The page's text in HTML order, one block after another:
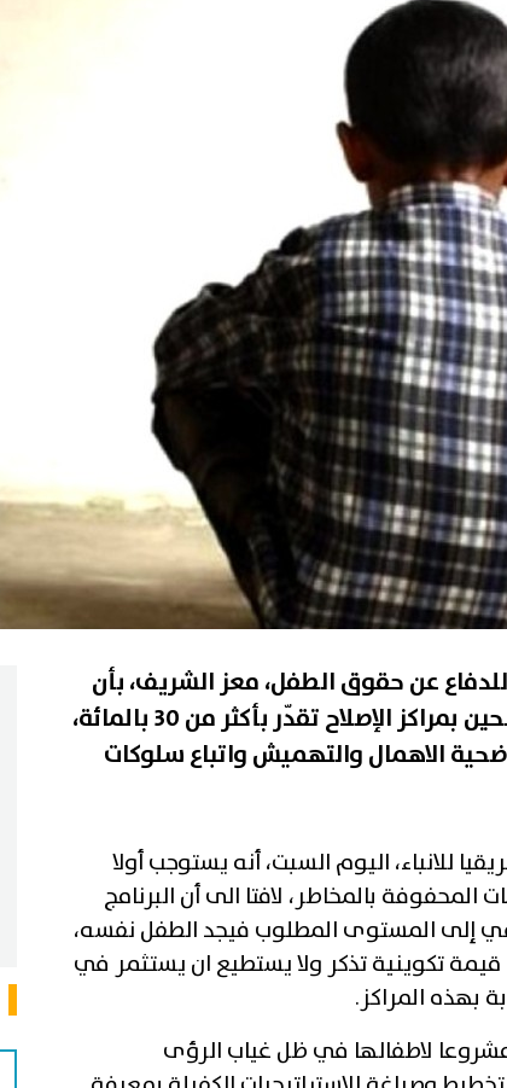
عن حقوق الطفل، معز الشريف، بأن
نسبة العود لدى الأطفال الجانحين بمراكز الإصلاح تقدّر بأكثر من 30 بالمائة،
الاهمال والتهميش واتباع سلوكات
للانباء، اليوم السبت، أنه يستوجب أولا
بالمخاطر، لافتا الى أن البرنامج
إلى المستوى المطلوب فيجد الطفل نفسه،
تكوينية تذكر ولا يستطيع ان يستثمر في
بهذه المراكز.
مشروعا لاطفالها في ظل غياب الرؤى